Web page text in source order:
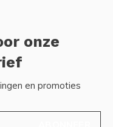
onze
en promoties